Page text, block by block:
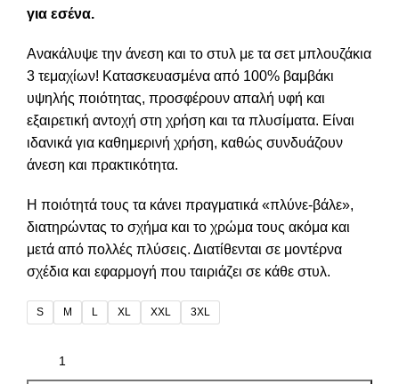
για εσένα.
Ανακάλυψε την άνεση και το στυλ με τα σετ μπλουζάκια
3 τεμαχίων! Κατασκευασμένα από 100% βαμβάκι
υψηλής ποιότητας, προσφέρουν απαλή υφή και
εξαιρετική αντοχή στη χρήση και τα πλυσίματα. Είναι
ιδανικά για καθημερινή χρήση, καθώς συνδυάζουν
άνεση και πρακτικότητα.
Η ποιότητά τους τα κάνει πραγματικά «πλύνε-βάλε»,
διατηρώντας το σχήμα και το χρώμα τους ακόμα και
μετά από πολλές πλύσεις. Διατίθενται σε μοντέρνα
σχέδια και εφαρμογή που ταιριάζει σε κάθε στυλ.
S M L XL XXL 3XL